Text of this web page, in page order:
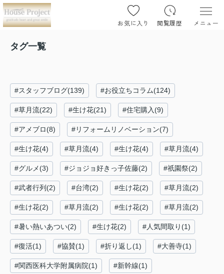
お気に入り 閲覧履歴 メニュー
タグ一覧
#スタッフブログ(139) #お役立ちコラム(124)
#草月流(22) #生け花(21) #住宅購入(9)
#アメブロ(8) #リフォームリノベーション(7)
#生け花(4) #草月流(4) #生け花(4) #草月流(4)
#グルメ(3) #ジョジョ好きっ子佐藤(2) #祇園祭(2)
#武者行列(2) #台湾(2) #生け花(2) #草月流(2)
#生け花(2) #草月流(2) #生け花(2) #草月流(2)
#暑い熱いあつい(2) #生け花(2) #人気間取り(1)
#復活(1) #協賛(1) #折り返し(1) #大善寺(1)
#関西医科大学附属病院(1) #新幹線(1)